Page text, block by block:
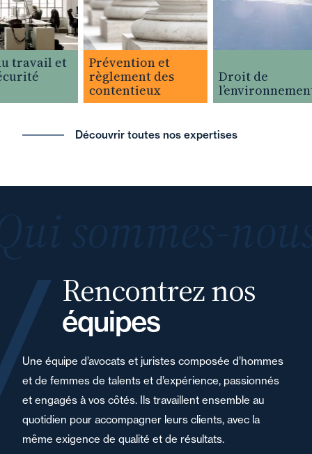
travail et
Prévention et
règlement des
contentieux
Droit de
l’environnement
Découvrir toutes nos expertises
Rencontrez nos
équipes
Une équipe d’avocats et juristes composée d’hommes
et de femmes de talents et d’expérience, passionnés
et engagés à vos côtés. Ils travaillent ensemble au
quotidien pour accompagner leurs clients, avec la
même exigence de qualité et de résultats.